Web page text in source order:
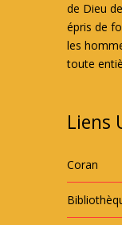
de Dieu
épris de
les
toute
Liens
Coran